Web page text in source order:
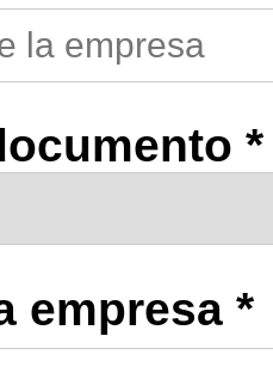
*
empresa *